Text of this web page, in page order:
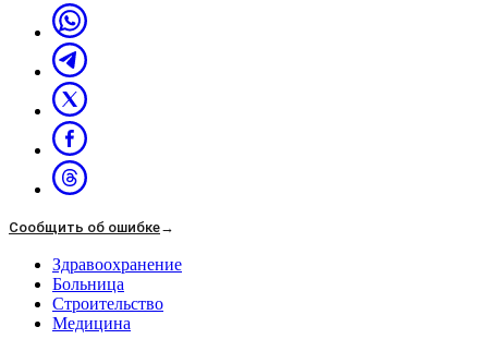
Сообщить об ошибке→
Здравоохранение
Больница
Строительство
Медицина